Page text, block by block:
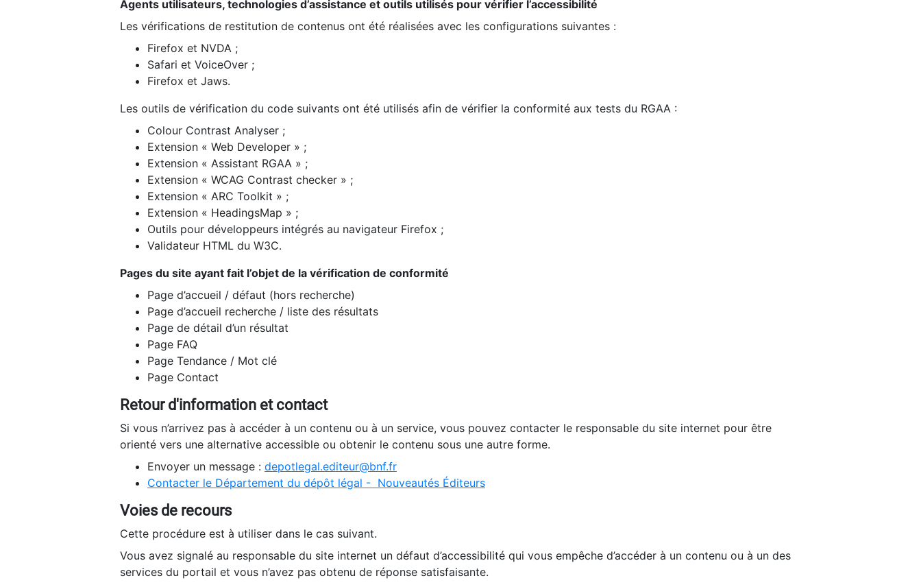
Agents utilisateurs, technologies d’assistance et outils utilisés pour vérifier l’accessibilité
Les vérifications de restitution de contenus ont été réalisées avec les configurations suivantes :
Firefox et NVDA ;
Safari et VoiceOver ;
Firefox et Jaws.
Les outils de vérification du code suivants ont été utilisés afin de vérifier la conformité aux tests du RGAA :
Colour Contrast Analyser ;
Extension « Web Developer » ;
Extension « Assistant RGAA » ;
Extension « WCAG Contrast checker » ;
Extension « ARC Toolkit » ;
Extension « HeadingsMap » ;
Outils pour développeurs intégrés au navigateur Firefox ;
Validateur HTML du W3C.
Pages du site ayant fait l’objet de la vérification de conformité
Page d’accueil / défaut (hors recherche)
Page d’accueil recherche / liste des résultats
Page de détail d’un résultat
Page FAQ
Page Tendance / Mot clé
Page Contact
Retour d'information et contact
Si vous n’arrivez pas à accéder à un contenu ou à un service, vous pouvez contacter le responsable du site internet pour être
orienté vers une alternative accessible ou obtenir le contenu sous une autre forme.
Envoyer un message : depotlegal.editeur@bnf.fr
Contacter le Département du dépôt légal - Nouveautés Éditeurs
Voies de recours
Cette procédure est à utiliser dans le cas suivant.
Vous avez signalé au responsable du site internet un défaut d’accessibilité qui vous empêche d’accéder à un contenu ou à un des
services du portail et vous n’avez pas obtenu de réponse satisfaisante.